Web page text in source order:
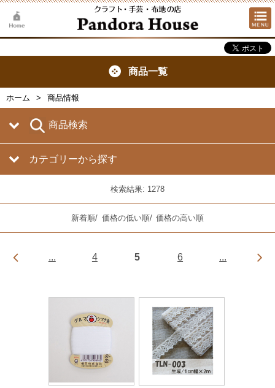
商品一覧
ホーム 商品情報
商品検索
カテゴリーから探す
検索結果: 1278
新着順/ 価格の低い順/ 価格の高い順
... 4 5 6 ...